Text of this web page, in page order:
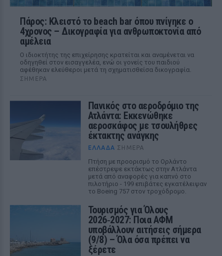
Πάρος: Κλειστό το beach bar όπου πνίγηκε ο
4χρονος – Δικογραφία για ανθρωποκτονία από
αμέλεια
Ο ιδιοκτήτης της επιχείρησης κρατείται και αναμένεται να
οδηγηθεί στον εισαγγελέα, ενώ οι γονείς του παιδιού
αφέθηκαν ελεύθεροι μετά τη σχηματισθείσα δικογραφία.
ΣΉΜΕΡΑ
Πανικός στο αεροδρόμιο της
Ατλάντα: Εκκενώθηκε
αεροσκάφος με τσουλήθρες
έκτακτης ανάγκης
ΕΛΛΆΔΑ ΣΉΜΕΡΑ
Πτήση με προορισμό το Ορλάντο
επέστρεψε εκτάκτως στην Ατλάντα
μετά από αναφορές για καπνό στο
πιλοτήριο - 199 επιβάτες εγκατέλειψαν
το Boeing 757 στον τροχόδρομο.
Τουρισμός για Όλους
2026‑2027: Ποια ΑΦΜ
υποβάλλουν αιτήσεις σήμερα
(9/8) – Όλα όσα πρέπει να
ξέρετε